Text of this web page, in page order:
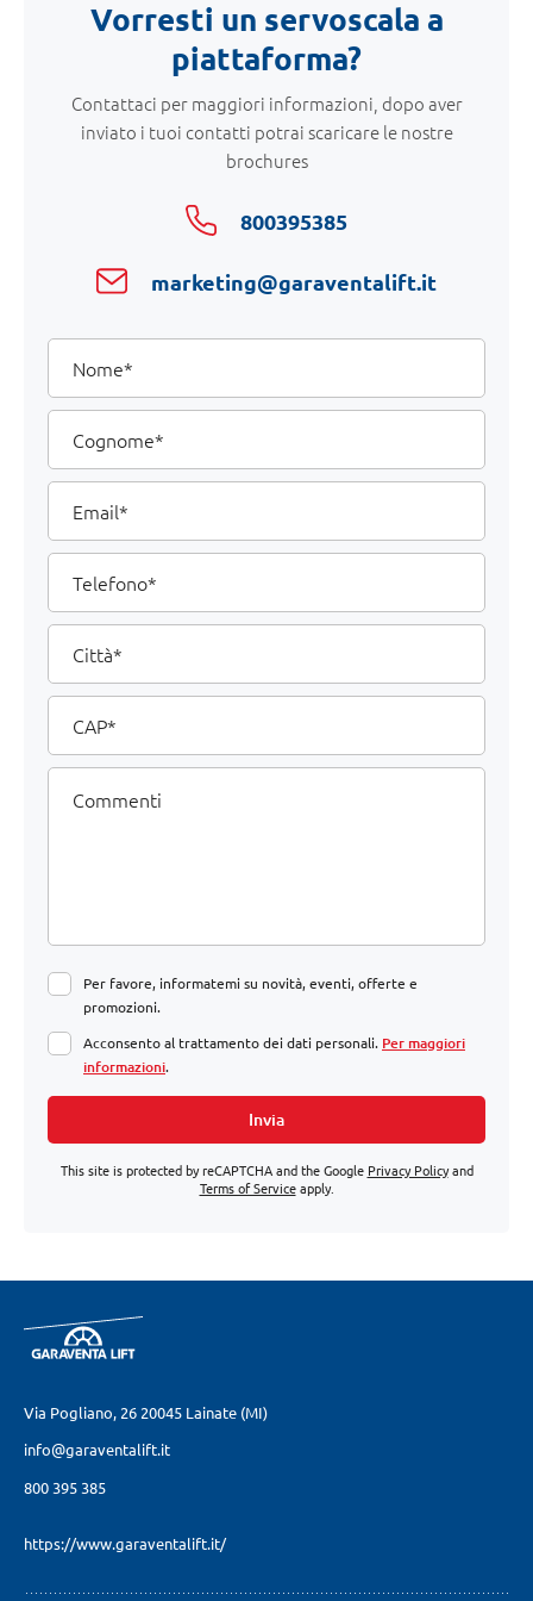
Vorresti un servoscala a
piattaforma?
Contattaci per maggiori informazioni, dopo aver
inviato i tuoi contatti potrai scaricare le nostre
brochures
800395385
marketing@garaventalift.it
I
tuoi
dati
Nome
Cognome
Email
Telefono
Città
CAP
Commenti
Per favore, informatemi su novità, eventi, offerte e
promozioni.
Acconsento al trattamento dei dati personali. Per maggiori
informazioni.
Invia
This site is protected by reCAPTCHA and the Google Privacy Policyand
Terms of Serviceapply.
Via Pogliano, 26 20045 Lainate (MI)
info@garaventalift.it
800 395 385
https://www.garaventalift.it/